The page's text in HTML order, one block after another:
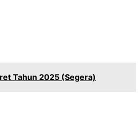
Tahun 2025 (Segera)